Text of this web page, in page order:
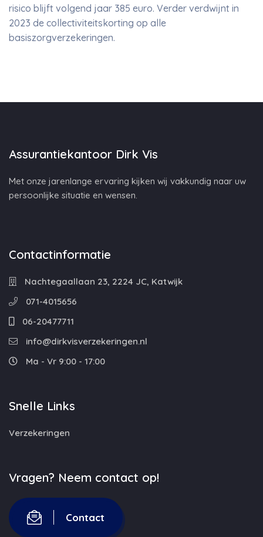
risico blijft volgend jaar 385 euro. Verder verdwijnt in
2023 de collectiviteitskorting op alle
basiszorgverzekeringen.
Assurantiekantoor Dirk Vis
Met onze jarenlange ervaring kijken wij vakkundig naar uw
persoonlijke situatie en wensen.
Contactinformatie
Nachtegaallaan 23, 2224 JC, Katwijk
071-4015656
06-20477711
info@dirkvisverzekeringen.nl
Ma - Vr 9:00 - 17:00
Snelle Links
Verzekeringen
Vragen? Neem contact op!
Contact